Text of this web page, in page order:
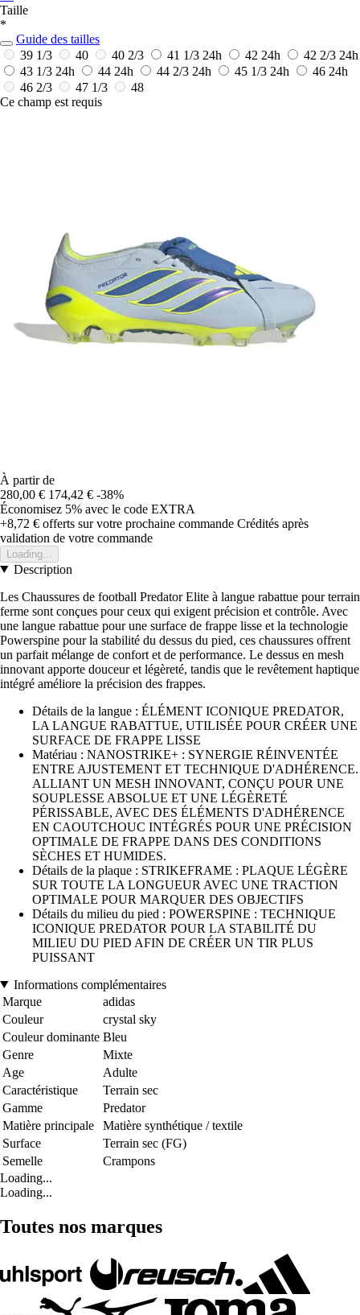
Taille
*
Guide des tailles
39 1/3
40 40 2/3 41 1/3 24h 42 24h 42 2/3 24h
43 1/3 24h 44 24h 44 2/3 24h 45 1/3 24h 46 24h
46 2/3
47 1/3
48
Ce champ est requis
À partir de
280,00 € 174,42 € -38%
Économisez 5% avec le code EXTRA
+8,72 € offerts sur votre prochaine commande Crédités après
validation de votre commande
Loading...
Description
Les Chaussures de football Predator Elite à langue rabattue pour terrain
ferme sont conçues pour ceux qui exigent précision et contrôle. Avec
une langue rabattue pour une surface de frappe lisse et la technologie
Powerspine pour la stabilité du dessus du pied, ces chaussures offrent
un parfait mélange de confort et de performance. Le dessus en mesh
innovant apporte douceur et légèreté, tandis que le revêtement haptique
intégré améliore la précision des frappes.
Détails de la langue : ÉLÉMENT ICONIQUE PREDATOR,
LA LANGUE RABATTUE, UTILISÉE POUR CRÉER UNE
SURFACE DE FRAPPE LISSE
Matériau : NANOSTRIKE+ : SYNERGIE RÉINVENTÉE
ENTRE AJUSTEMENT ET TECHNIQUE D'ADHÉRENCE.
ALLIANT UN MESH INNOVANT, CONÇU POUR UNE
SOUPLESSE ABSOLUE ET UNE LÉGÈRETÉ
PÉRISSABLE, AVEC DES ÉLÉMENTS D'ADHÉRENCE
EN CAOUTCHOUC INTÉGRÉS POUR UNE PRÉCISION
OPTIMALE DE FRAPPE DANS DES CONDITIONS
SÈCHES ET HUMIDES.
Détails de la plaque : STRIKEFRAME : PLAQUE LÉGÈRE
SUR TOUTE LA LONGUEUR AVEC UNE TRACTION
OPTIMALE POUR MARQUER DES OBJECTIFS
Détails du milieu du pied : POWERSPINE : TECHNIQUE
ICONIQUE PREDATOR POUR LA STABILITÉ DU
MILIEU DU PIED AFIN DE CRÉER UN TIR PLUS
PUISSANT
Informations complémentaires
Marque
adidas
Couleur
crystal sky
Couleur dominante Bleu
Genre
Mixte
Age
Adulte
Caractéristique
Terrain sec
Gamme
Predator
Matière principale
Matière synthétique / textile
Surface
Terrain sec (FG)
Semelle
Crampons
Loading...
Loading...
Toutes nos marques